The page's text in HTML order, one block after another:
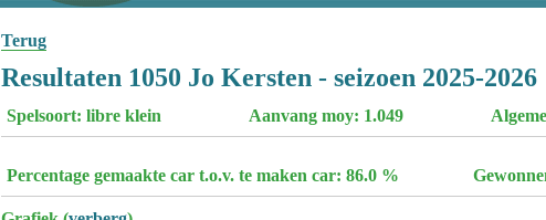
Terug
Resultaten 1050 Jo Kersten - seizoen 2025-2026
Spelsoort: libre klein Aanvang moy: 1.049
Percentage gemaakte car t.o.v. te maken car: 86.0 %